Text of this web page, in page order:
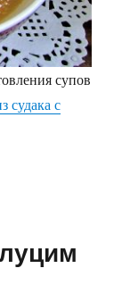
супов
судака с